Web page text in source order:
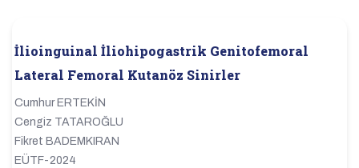
İlioinguinal İliohipogastrik Genitofemoral
Lateral Femoral Kutanöz Sinirler
Cumhur ERTEKİN
Cengiz TATAROĞLU
Fikret BADEMKIRAN
EÜTF-2024